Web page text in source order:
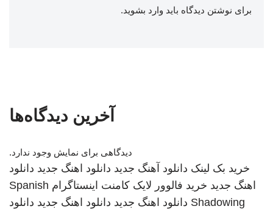
برای نوشتن دیدگاه باید وارد بشوید.
آخرین دیدگاه‌ها
دیدگاهی برای نمایش وجود ندارد.
خرید بک لینک دانلود آهنگ جدید دانلود اهنگ جدید دانلود
اهنگ جدید خرید فالوور لایک کامنت اینستاگرام Spanish
Shadowing دانلود اهنگ جدید دانلود اهنگ جدید دانلود